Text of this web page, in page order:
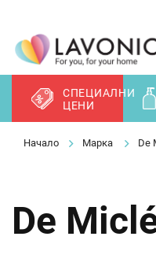
съдържанието
СПЕЦИАЛНИ
ЦЕНИ
Марка De
De